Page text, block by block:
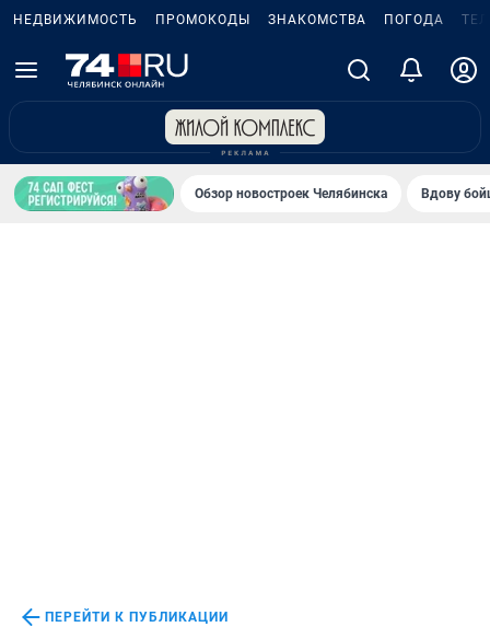
НЕДВИЖИМОСТЬ ПРОМОКОДЫ ЗНАКОМСТВА ПОГОДА
Обзор новостроек Челябинска Вдову
ПЕРЕЙТИ К ПУБЛИКАЦИИ